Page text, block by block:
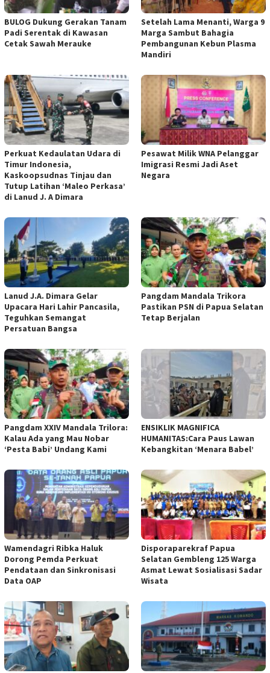
BULOG Dukung Gerakan Tanam
Padi Serentak di Kawasan
Cetak Sawah Merauke
Setelah Lama Menanti, Warga 9
Marga Sambut Bahagia
Pembangunan Kebun Plasma
Mandiri
Perkuat Kedaulatan Udara di
Timur Indonesia,
Kaskoopsudnas Tinjau dan
Tutup Latihan ‘Maleo Perkasa’
di Lanud J. A Dimara
Pesawat Milik WNA Pelanggar
Imigrasi Resmi Jadi Aset
Negara
Lanud J.A. Dimara Gelar
Upacara Hari Lahir Pancasila,
Teguhkan Semangat
Persatuan Bangsa
Pangdam Mandala Trikora
Pastikan PSN di Papua Selatan
Tetap Berjalan
​Pangdam XXIV Mandala Trilora:
Kalau Ada yang Mau Nobar
‘Pesta Babi’ Undang Kami
ENSIKLIK MAGNIFICA
HUMANITAS:Cara Paus Lawan
Kebangkitan ‘Menara Babel’
Wamendagri Ribka Haluk
Dorong Pemda Perkuat
Pendataan dan Sinkronisasi
Data OAP
Disporaparekraf Papua
Selatan Gembleng 125 Warga
Asmat Lewat Sosialisasi Sadar
Wisata